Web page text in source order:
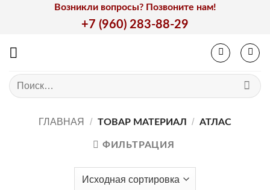
Возникли вопросы? Позвоните нам!
+7 (960) 283-88-29
Искать:
ГЛАВНАЯ / ТОВАР МАТЕРИАЛ / АТЛАС
ФИЛЬТРАЦИЯ